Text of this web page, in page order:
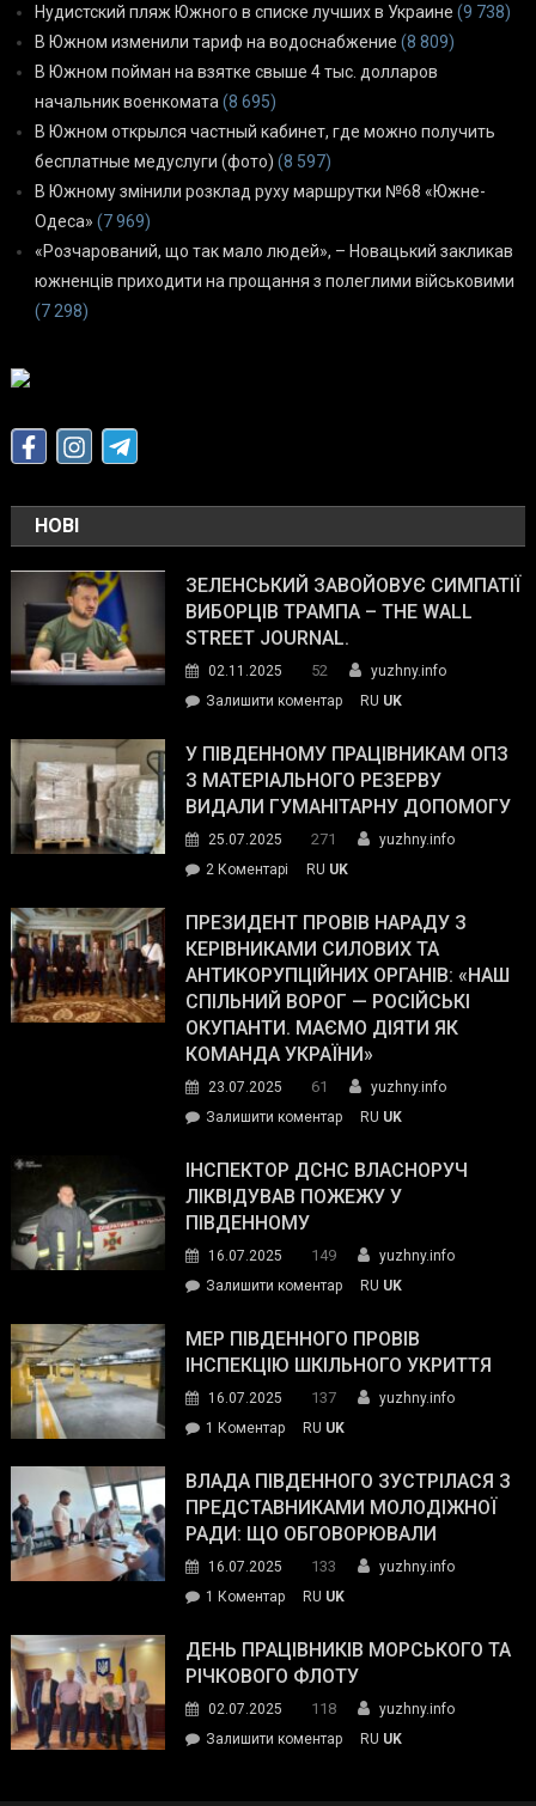
Нудистский пляж Южного в списке лучших в Украине (9 738)
В Южном изменили тариф на водоснабжение (8 809)
В Южном пойман на взятке свыше 4 тыс. долларов
начальник военкомата (8 695)
В Южном открылся частный кабинет, где можно получить
бесплатные медуслуги (фото) (8 597)
В Южному змінили розклад руху маршрутки №68 «Южне-
Одеса» (7 969)
«Розчарований, що так мало людей», – Новацький закликав
южненців приходити на прощання з полеглими військовими
(7 298)
НОВІ
ЗЕЛЕНСЬКИЙ ЗАВОЙОВУЄ СИМПАТІЇ
ВИБОРЦІВ ТРАМПА – THE WALL
STREET JOURNAL.
02.11.2025 52
yuzhny.info
Залишити коментарon
завойовує
симпатії
виборців
The
Street
Journal.
RU UK
У ПІВДЕННОМУ ПРАЦІВНИКАМ ОПЗ
З МАТЕРІАЛЬНОГО РЕЗЕРВУ
ВИДАЛИ ГУМАНІТАРНУ ДОПОМОГУ
25.07.2025 271
yuzhny.info
2 Коментарі
Південному
працівникам
ОПЗ
з
матеріального
резерву
гуманітарну
допомогу
RU UK
ПРЕЗИДЕНТ ПРОВІВ НАРАДУ З
КЕРІВНИКАМИ СИЛОВИХ ТА
АНТИКОРУПЦІЙНИХ ОРГАНІВ: «НАШ
СПІЛЬНИЙ ВОРОГ — РОСІЙСЬКІ
ОКУПАНТИ. МАЄМО ДІЯТИ ЯК
КОМАНДА УКРАЇНИ»
23.07.2025 61
yuzhny.info
Залишити коментарon
провів
нараду
силових
та
органів:
«Наш
спільний
окупанти.
Маємо
діяти
команда
RU UK
ІНСПЕКТОР ДСНС ВЛАСНОРУЧ
ЛІКВІДУВАВ ПОЖЕЖУ У
ПІВДЕННОМУ
16.07.2025 149
yuzhny.info
Залишити коментарon
ДСНС
власноруч
пожежу
у
RU UK
МЕР ПІВДЕННОГО ПРОВІВ
ІНСПЕКЦІЮ ШКІЛЬНОГО УКРИТТЯ
16.07.2025 137
yuzhny.info
1 Коментардо
Південного
провів
інспекцію
укриття
RU UK
ВЛАДА ПІВДЕННОГО ЗУСТРІЛАСЯ З
ПРЕДСТАВНИКАМИ МОЛОДІЖНОЇ
РАДИ: ЩО ОБГОВОРЮВАЛИ
16.07.2025 133
yuzhny.info
1 Коментардо
Південного
зустрілася
представниками
молодіжної
RU UK
ДЕНЬ ПРАЦІВНИКІВ МОРСЬКОГО ТА
РІЧКОВОГО ФЛОТУ
02.07.2025 118
yuzhny.info
Залишити коментарon
RU UK